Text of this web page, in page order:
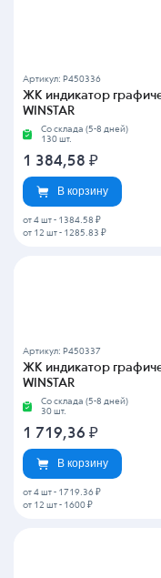
Артикул: P450336
ЖК индикатор
WINSTAR
Со склада (5-8 дней)
130 шт.
1 384,58 ₽
В корзину
от 4 шт - 1384.58 ₽
от 12 шт - 1285.83 ₽
Артикул: P450337
ЖК индикатор
WINSTAR
Со склада (5-8 дней)
30 шт.
1 719,36 ₽
В корзину
от 4 шт - 1719.36 ₽
от 12 шт - 1600 ₽